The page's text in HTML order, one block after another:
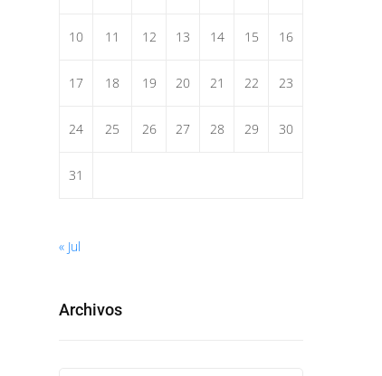
10 11 12 13 14 15 16
17 18 19 20 21 22 23
24 25 26 27 28 29 30
31
« Jul
Archivos